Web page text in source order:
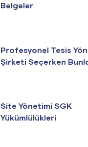
Belgeler
Profesyonel Tesis
Şirketi Seçerken
Site Yönetimi SGK
Yükümlülükleri